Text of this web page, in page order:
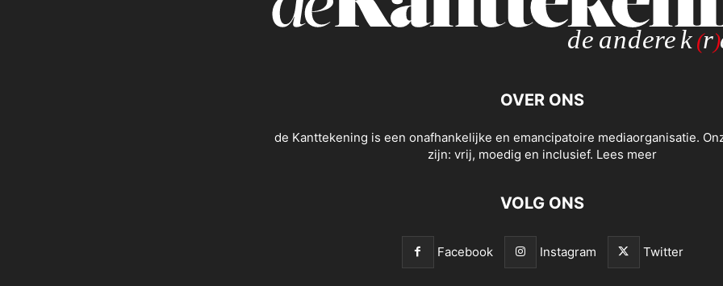
OVER ONS
de Kanttekening is een onafhankelijke en emancipatoire mediaorganisatie.
zijn: vrij, moedig en inclusief. Lees meer
VOLG ONS
Facebook Instagram Twitter